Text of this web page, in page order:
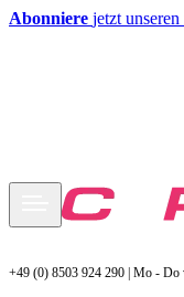
Abonniere jetzt
+49 (0) 8503 924 290 | Mo -